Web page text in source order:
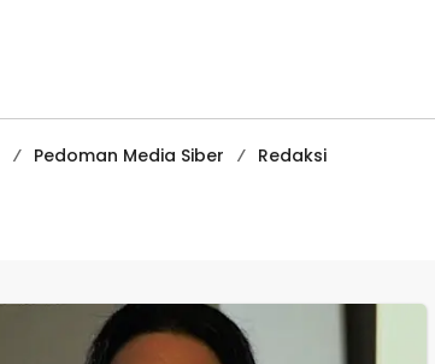
Pedoman Media Siber
Redaksi